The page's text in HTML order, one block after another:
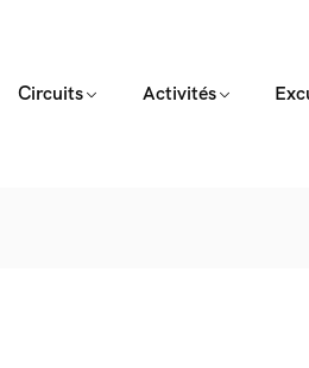
Circuits Activités